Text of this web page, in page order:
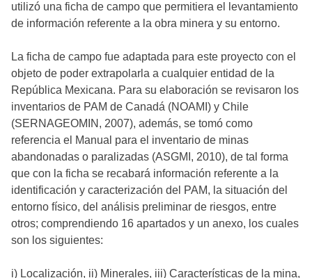
utilizó una ficha de campo que permitiera el levantamiento
de información referente a la obra minera y su entorno.
La ficha de campo fue adaptada para este proyecto con el
objeto de poder extrapolarla a cualquier entidad de la
República Mexicana. Para su elaboración se revisaron los
inventarios de PAM de Canadá (NOAMI) y Chile
(SERNAGEOMIN, 2007), además, se tomó como
referencia el Manual para el inventario de minas
abandonadas o paralizadas (ASGMI, 2010), de tal forma
que con la ficha se recabará información referente a la
identificación y caracterización del PAM, la situación del
entorno físico, del análisis preliminar de riesgos, entre
otros; comprendiendo 16 apartados y un anexo, los cuales
son los siguientes:
i) Localización, ii) Minerales, iii) Características de la mina,